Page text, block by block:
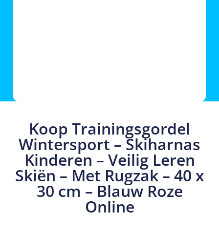
Koop Trainingsgordel
Wintersport – Skiharnas
Kinderen – Veilig Leren
Skiën – Met Rugzak – 40 x
30 cm – Blauw Roze
Online